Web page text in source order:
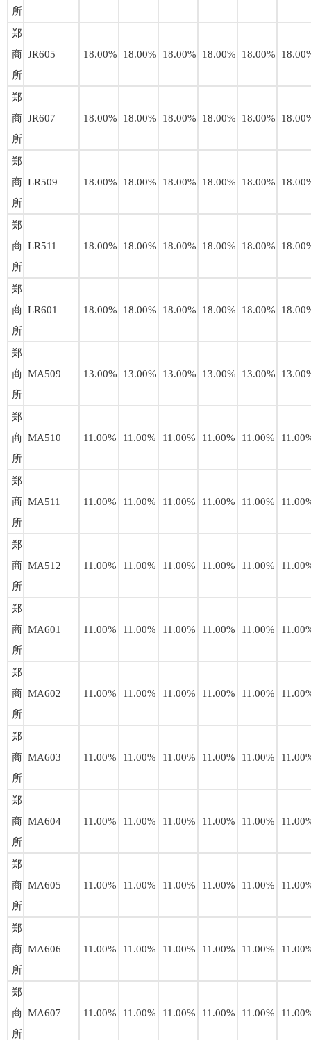
所
郑
商
所
JR605 18.00% 18.00% 18.00% 18.00% 18.00%
郑
商
所
JR607 18.00% 18.00% 18.00% 18.00% 18.00%
郑
商
所
LR509 18.00% 18.00% 18.00% 18.00% 18.00%
郑
商
所
LR511 18.00% 18.00% 18.00% 18.00% 18.00%
郑
商
所
LR601 18.00% 18.00% 18.00% 18.00% 18.00%
郑
商
所
MA509 13.00% 13.00% 13.00% 13.00% 13.00%
郑
商
所
MA510 11.00% 11.00% 11.00% 11.00% 11.00%
郑
商
所
MA511 11.00% 11.00% 11.00% 11.00% 11.00%
郑
商
所
MA512 11.00% 11.00% 11.00% 11.00% 11.00%
郑
商
所
MA601 11.00% 11.00% 11.00% 11.00% 11.00%
郑
商
所
MA602 11.00% 11.00% 11.00% 11.00% 11.00%
郑
商
所
MA603 11.00% 11.00% 11.00% 11.00% 11.00%
郑
商
所
MA604 11.00% 11.00% 11.00% 11.00% 11.00%
郑
商
所
MA605 11.00% 11.00% 11.00% 11.00% 11.00%
郑
商
所
MA606 11.00% 11.00% 11.00% 11.00% 11.00%
郑
商
所
MA607 11.00% 11.00% 11.00% 11.00% 11.00%